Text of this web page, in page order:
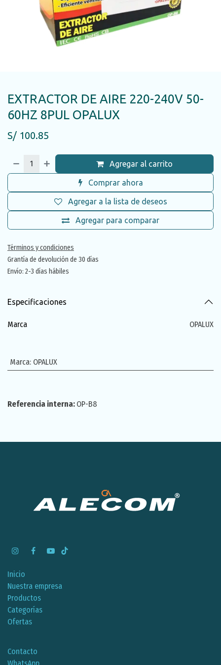
EXTRACTOR DE AIRE 220-240V 50-
60HZ 8PUL OPALUX
S/ 100.85
Agregar al carrito
Comprar ahora
Agregar para comparar
Agregar a la lista de deseos
Términos y condiciones
Grantía de devolución de 30 días
Envío: 2-3 días hábiles
Especificaciones
Marca OPALUX
Marca: OPALUX
Referencia interna: OP-B8
Inicio
Nuestra empresa
Productos
Categorías
Ofertas
Contacto